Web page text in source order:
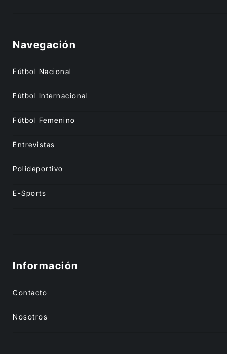
Navegación
Fútbol Nacional
Fútbol Internacional
Fútbol Femenino
Entrevistas
Polideportivo
E-Sports
Información
Contacto
Nosotros